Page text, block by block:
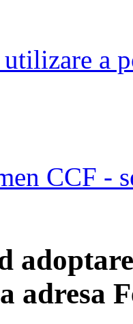
a
CCF -
adresa